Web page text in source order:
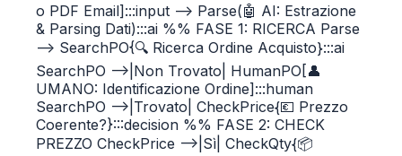
o PDF Email]:::input --> Parse(🤖 AI: Estrazione
& Parsing Dati):::ai %% FASE 1: RICERCA Parse
--> SearchPO{🔍 Ricerca Ordine Acquisto}:::ai
SearchPO -->|Non Trovato| HumanPO[👤
UMANO: Identificazione Ordine]:::human
SearchPO -->|Trovato| CheckPrice{💶 Prezzo
Coerente?}:::decision %% FASE 2: CHECK
PREZZO CheckPrice -->|Sì| CheckQty{📦